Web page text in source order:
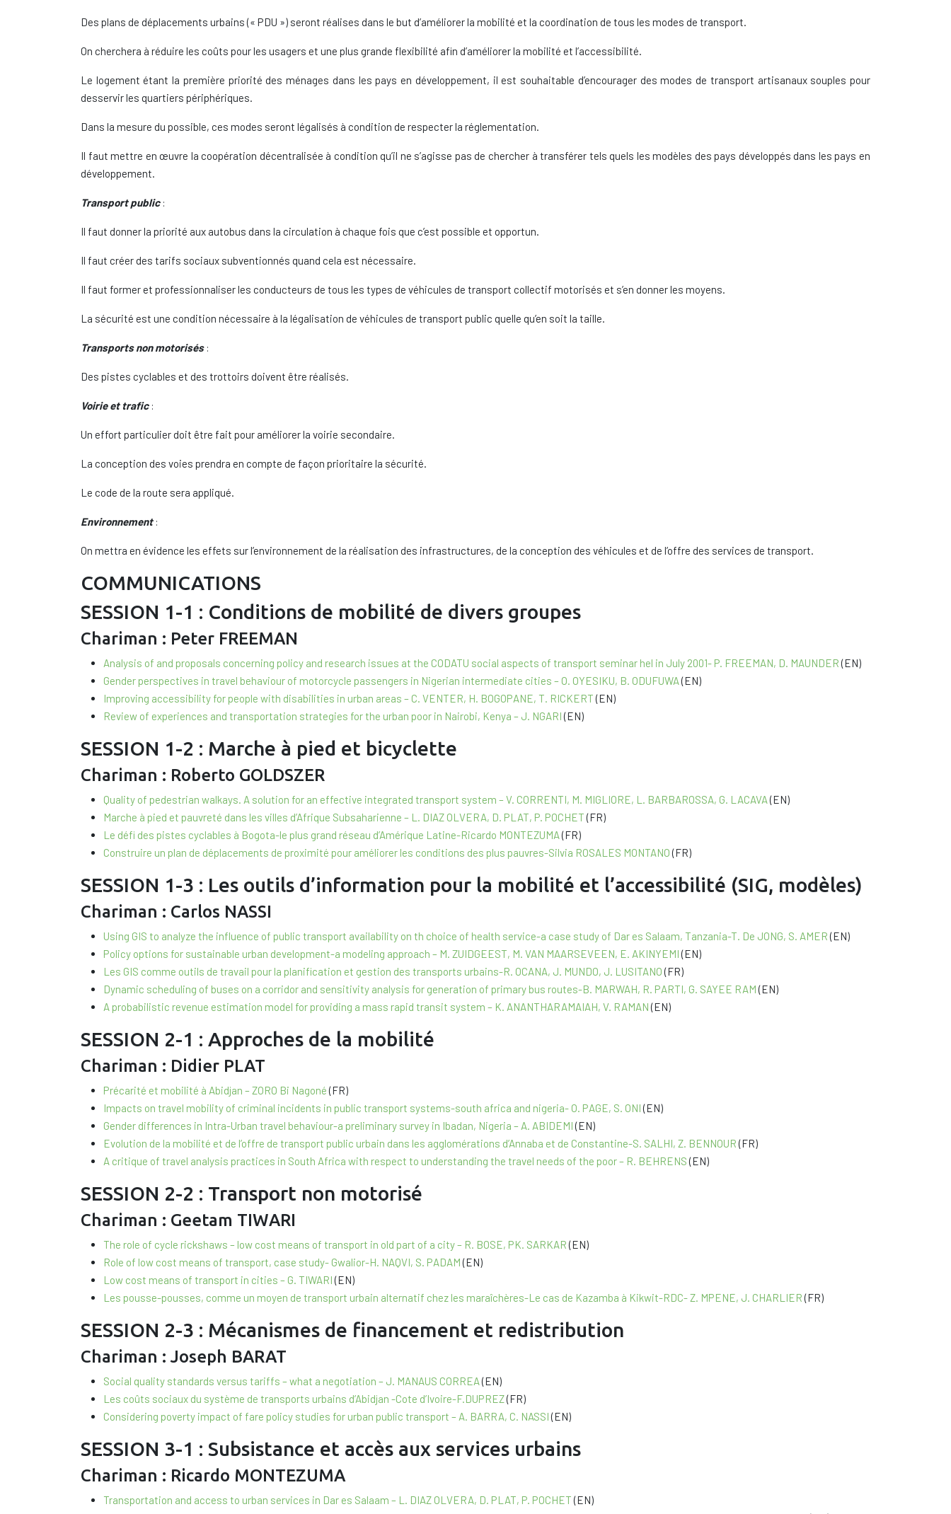
Des plans de déplacements urbains (« PDU ») seront réalises dans le but d’améliorer la mobilité et la coordination de tous les modes de transport.
On cherchera à réduire les coûts pour les usagers et une plus grande flexibilité afin d’améliorer la mobilité et l’accessibilité.
Le logement étant la première priorité des ménages dans les pays en développement, il est souhaitable d’encourager des modes de transport artisanaux souples pour
desservir les quartiers périphériques.
Dans la mesure du possible, ces modes seront légalisés à condition de respecter la réglementation.
Il faut mettre en œuvre la coopération décentralisée à condition qu’il ne s’agisse pas de chercher à transférer tels quels les modèles des pays développés dans les pays en
développement.
Transport public:
Il faut donner la priorité aux autobus dans la circulation à chaque fois que c’est possible et opportun.
Il faut créer des tarifs sociaux subventionnés quand cela est nécessaire.
Il faut former et professionnaliser les conducteurs de tous les types de véhicules de transport collectif motorisés et s’en donner les moyens.
La sécurité est une condition nécessaire à la légalisation de véhicules de transport public quelle qu’en soit la taille.
Transports non motorisés:
Des pistes cyclables et des trottoirs doivent être réalisés.
Voirie et trafic:
Un effort particulier doit être fait pour améliorer la voirie secondaire.
La conception des voies prendra en compte de façon prioritaire la sécurité.
Le code de la route sera appliqué.
Environnement:
On mettra en évidence les effets sur l’environnement de la réalisation des infrastructures, de la conception des véhicules et de l’offre des services de transport.
COMMUNICATIONS
SESSION 1-1 : Conditions de mobilité de divers groupes
Chariman : Peter FREEMAN
Analysis of and proposals concerning policy and research issues at the CODATU social aspects of transport seminar hel in July 2001- P. FREEMAN, D. MAUNDER(EN)
Gender perspectives in travel behaviour of motorcycle passengers in Nigerian intermediate cities – O. OYESIKU, B. ODUFUWA(EN)
Improving accessibility for people with disabilities in urban areas – C. VENTER, H. BOGOPANE, T. RICKERT(EN)
Review of experiences and transportation strategies for the urban poor in Nairobi, Kenya – J. NGARI(EN)
SESSION 1-2 : Marche à pied et bicyclette
Chariman : Roberto GOLDSZER
Quality of pedestrian walkays. A solution for an effective integrated transport system – V. CORRENTI, M. MIGLIORE, L. BARBAROSSA, G. LACAVA(EN)
Marche à pied et pauvreté dans les villes d’Afrique Subsaharienne – L. DIAZ OLVERA, D. PLAT, P. POCHET(FR)
Le défi des pistes cyclables à Bogota-le plus grand réseau d’Amérique Latine-Ricardo MONTEZUMA(FR)
Construire un plan de déplacements de proximité pour améliorer les conditions des plus pauvres-Silvia ROSALES MONTANO(FR)
SESSION 1-3 : Les outils d’information pour la mobilité et l’accessibilité (SIG, modèles)
Chariman : Carlos NASSI
Using GIS to analyze the influence of public transport availability on th choice of health service-a case study of Dar es Salaam, Tanzania-T. De JONG, S. AMER(EN)
Policy options for sustainable urban development-a modeling approach – M. ZUIDGEEST, M. VAN MAARSEVEEN, E. AKINYEMI(EN)
Les GIS comme outils de travail pour la planification et gestion des transports urbains-R. OCANA, J. MUNDO, J. LUSITANO(FR)
Dynamic scheduling of buses on a corridor and sensitivity analysis for generation of primary bus routes-B. MARWAH, R. PARTI, G. SAYEE RAM(EN)
A probabilistic revenue estimation model for providing a mass rapid transit system – K. ANANTHARAMAIAH, V. RAMAN(EN)
SESSION 2-1 : Approches de la mobilité
Chariman : Didier PLAT
Précarité et mobilité à Abidjan – ZORO Bi Nagoné(FR)
Impacts on travel mobility of criminal incidents in public transport systems-south africa and nigeria- O. PAGE, S. ONI(EN)
Gender differences in Intra-Urban travel behaviour-a preliminary survey in Ibadan, Nigeria – A. ABIDEMI(EN)
Evolution de la mobilité et de l’offre de transport public urbain dans les agglomérations d’Annaba et de Constantine-S. SALHI, Z. BENNOUR(FR)
A critique of travel analysis practices in South Africa with respect to understanding the travel needs of the poor – R. BEHRENS(EN)
SESSION 2-2 : Transport non motorisé
Chariman : Geetam TIWARI
The role of cycle rickshaws – low cost means of transport in old part of a city – R. BOSE, PK. SARKAR(EN)
Role of low cost means of transport, case study- Gwalior-H. NAQVI, S. PADAM(EN)
Low cost means of transport in cities – G. TIWARI(EN)
Les pousse-pousses, comme un moyen de transport urbain alternatif chez les maraîchères-Le cas de Kazamba à Kikwit-RDC- Z. MPENE, J. CHARLIER(FR)
SESSION 2-3 : Mécanismes de financement et redistribution
Chariman : Joseph BARAT
Social quality standards versus tariffs – what a negotiation – J. MANAUS CORREA(EN)
Les coûts sociaux du système de transports urbains d’Abidjan -Cote d’Ivoire-F.DUPREZ(FR)
Considering poverty impact of fare policy studies for urban public transport – A. BARRA, C. NASSI(EN)
SESSION 3-1 : Subsistance et accès aux services urbains
Chariman : Ricardo MONTEZUMA
Transportation and access to urban services in Dar es Salaam – L. DIAZ OLVERA, D. PLAT, P. POCHET(EN)